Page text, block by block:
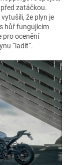
zatáčkou.
že plyn je
hůř fungujícím
pro ocenění
“ladit“.